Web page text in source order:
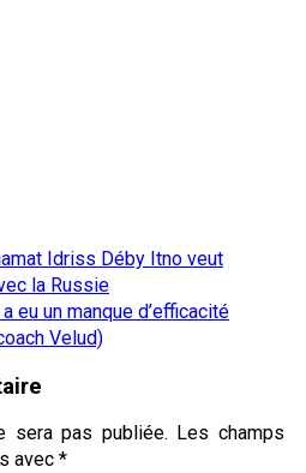
Idriss Déby Itno veut
la Russie
eu un manque d’efficacité
Velud)
sera pas publiée. Les champs
avec *